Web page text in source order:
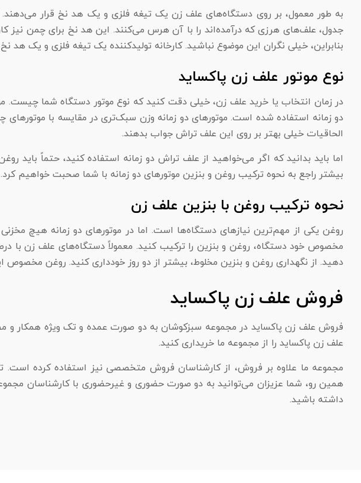
به طور معمول، بر روی دستگاه‌های علف زن یک تیغه فلزی و یک هد نخ قرار
جدول، علف‌های هرزی که درآمده‌اند را با آن هرس می‌کنند. این هد نخ برای چمن نیز
بنابراین، خیلی نگران این موضوع نباشید. کارخانه تولیدکننده یک تیغه فلزی و یک
نوع موتور علف زن پاکساید
در زمان انتخاب یا خرید علف زن، خیلی دقت کنید که نوع موتور دستگاه شما چیست.
دو زمانه استفاده شده است. موتورهای دو زمانه وزن سبک‌تری در مقایسه با
الحاقیات خیلی بهتر بر روی این علف تراش جواب بدهند.
اما باید بدانید که اگر می‌خواهید از علف تراش دو زمانه استفاده کنید، حتماً باید
بیشتر راجع به نحوه ترکیب روغن و بنزین موتورهای دو زمانه با شما صحبت خواهیم کرد.
نحوه ترکیب روغن با بنزین علف زن
روغن یکی از مهم‌ترین نیازهای دستگاه‌ها است. اما در موتورهای دو زمانه هیچ
دهید. از نگهداری روغن و بنزین مخلوط، بیشتر از دو روز خودداری کنید. روغن مخصوص این علف تراش نیز روغن نمره ۴۰ است و به هیچ عنوان
فروش علف زن پاکساید
فروش علف زن پاکساید در مجموعه سبزکوشان به دو صورت عمده و تک ویژه همکار و
علف زن پاکساید را از مجموعه ما خریداری کنید.
مجموعه ما علاوه بر فروش، از کارشناسان فروش متخصصی نیز استفاده کرده است.
همین رو، شما عزیزان می‌توانید به دو صورت حضوری و غیرحضوری با کارشناسان
داشته باشید.